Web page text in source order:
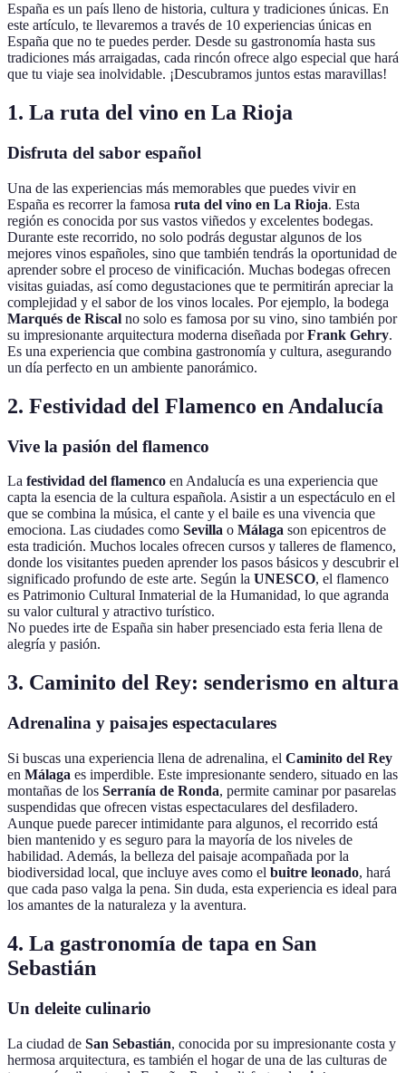
España es un país lleno de historia, cultura y tradiciones únicas. En
este artículo, te llevaremos a través de 10 experiencias únicas en
España que no te puedes perder. Desde su gastronomía hasta sus
tradiciones más arraigadas, cada rincón ofrece algo especial que hará
que tu viaje sea inolvidable. ¡Descubramos juntos estas maravillas!
1. La ruta del vino en La Rioja
Disfruta del sabor español
Una de las experiencias más memorables que puedes vivir en
España es recorrer la famosa ruta del vino en La Rioja. Esta
región es conocida por sus vastos viñedos y excelentes bodegas.
Durante este recorrido, no solo podrás degustar algunos de los
mejores vinos españoles, sino que también tendrás la oportunidad de
aprender sobre el proceso de vinificación. Muchas bodegas ofrecen
visitas guiadas, así como degustaciones que te permitirán apreciar la
complejidad y el sabor de los vinos locales. Por ejemplo, la bodega
Marqués de Riscal no solo es famosa por su vino, sino también por
su impresionante arquitectura moderna diseñada porFrank Gehry.
Es una experiencia que combina gastronomía y cultura, asegurando
un día perfecto en un ambiente panorámico.
2. Festividad del Flamenco en Andalucía
Vive la pasión del flamenco
La festividad del flamenco en Andalucía es una experiencia que
capta la esencia de la cultura española. Asistir a un espectáculo en el
que se combina la música, el cante y el baile es una vivencia que
emociona. Las ciudades como Sevilla o Málaga son epicentros de
esta tradición. Muchos locales ofrecen cursos y talleres de flamenco,
donde los visitantes pueden aprender los pasos básicos y descubrir el
significado profundo de este arte. Según la UNESCO, el flamenco
es Patrimonio Cultural Inmaterial de la Humanidad, lo que agranda
su valor cultural y atractivo turístico.
No puedes irte de España sin haber presenciado esta feria llena de
alegría y pasión.
3. Caminito del Rey: senderismo en altura
Adrenalina y paisajes espectaculares
Si buscas una experiencia llena de adrenalina, el Caminito del Rey
en Málaga es imperdible. Este impresionante sendero, situado en las
montañas de los Serranía de Ronda, permite caminar por pasarelas
suspendidas que ofrecen vistas espectaculares del desfiladero.
Aunque puede parecer intimidante para algunos, el recorrido está
bien mantenido y es seguro para la mayoría de los niveles de
habilidad. Además, la belleza del paisaje acompañada por la
biodiversidad local, que incluye aves como el buitre leonado, hará
que cada paso valga la pena. Sin duda, esta experiencia es ideal para
los amantes de la naturaleza y la aventura.
4. La gastronomía de tapa en San
Sebastián
Un deleite culinario
La ciudad de San Sebastián, conocida por su impresionante costa y
hermosa arquitectura, es también el hogar de una de las culturas de